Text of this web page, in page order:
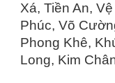
Xá, Tiền An,
Phúc, Võ
Phong Khê,
Long, Kim